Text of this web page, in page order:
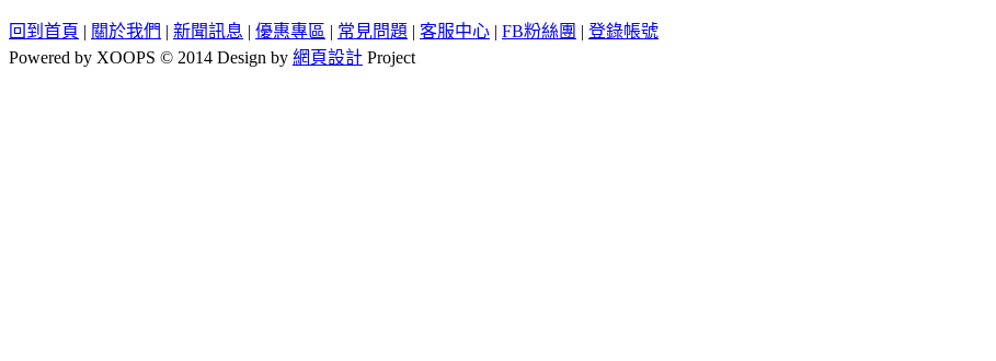
回到首頁 | 關於我們 | 新聞訊息 | 優惠專區 | 常見問題 | 客服中心 | FB粉絲團 | 登錄帳號
Powered by XOOPS © 2014 Design by 網頁設計 Project